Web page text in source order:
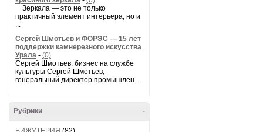
Зеркала — это не только
практичный элемент интерьера, но и
...
Сергей Шмотьев и ФОРЭС — 15 лет
поддержки камнерезного искусства
Урала - (0)
Сергей Шмотьев: бизнес на службе
культуры Сергей Шмотьев,
генеральный директор промышлен...
-
Рубрики